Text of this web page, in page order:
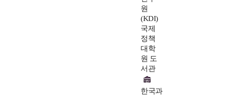
원
(KDI)
국제
정책
대학
원 도
서관
한국과